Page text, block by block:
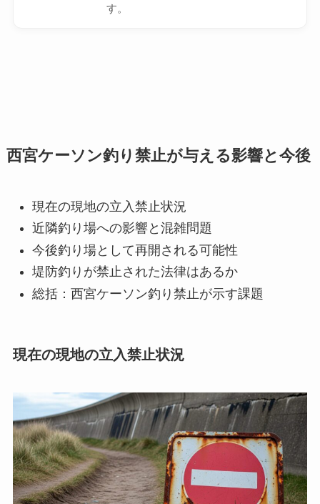
す。
西宮ケーソン釣り禁止が与える影響と今後
現在の現地の立入禁止状況
近隣釣り場への影響と混雑問題
今後釣り場として再開される可能性
堤防釣りが禁止された法律はあるか
総括：西宮ケーソン釣り禁止が示す課題
現在の現地の立入禁止状況